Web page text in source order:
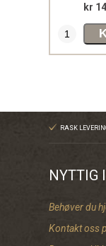
kr
RASK
NYTTIG
Behøver du
Kontakt oss